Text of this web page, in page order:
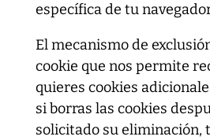
específica de tu
El mecanismo de
cookie que nos permite
quieres cookies
si borras las cookies
solicitado su eliminación,